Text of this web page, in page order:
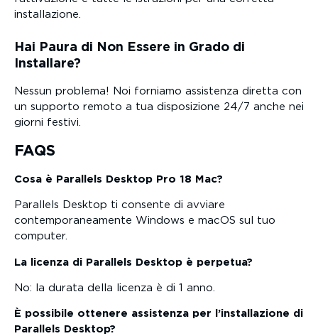
installazione.
Hai Paura di Non Essere in Grado di
Installare?
Nessun problema! Noi forniamo assistenza diretta con
un supporto remoto a tua disposizione 24/7 anche nei
giorni festivi.
FAQS
Cosa è Parallels Desktop Pro 18 Mac?
Parallels Desktop ti consente di avviare
contemporaneamente Windows e macOS sul tuo
computer.
La licenza di Parallels Desktop è perpetua?
No: la durata della licenza è di 1 anno.
È possibile ottenere assistenza per l’installazione di
Parallels Desktop?